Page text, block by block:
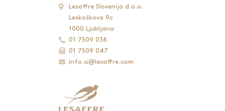
Lesaffre Slovenija d.o.o.
Leskoškova 9c
1000 Ljubljana
01 7509 038
01 7509 047
info.si@lesaffre.com